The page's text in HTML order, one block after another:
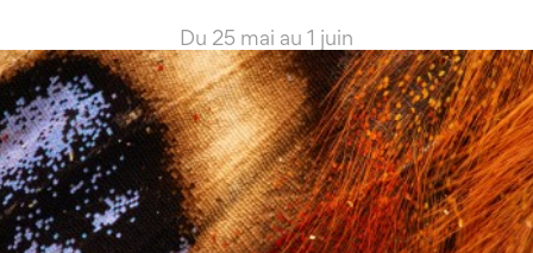
Du 25 mai au 1 juin